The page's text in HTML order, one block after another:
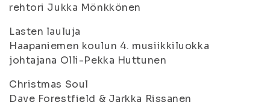
rehtori Jukka Mönkkönen
Lasten lauluja
Haapaniemen koulun 4. musiikkiluokka
johtajana Olli-Pekka Huttunen
Christmas Soul
Dave Forestfield & Jarkka Rissanen